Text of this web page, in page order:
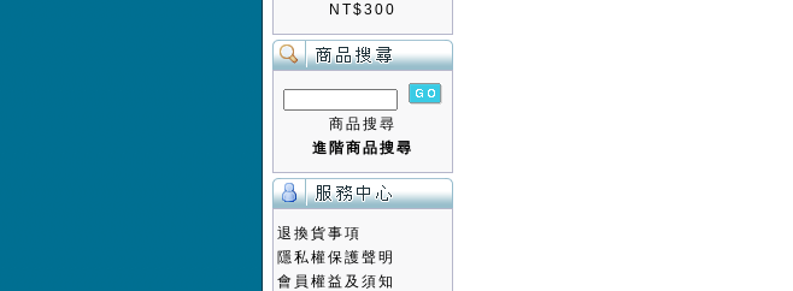
NT$300
商品搜尋
進階商品搜尋
退換貨事項
隱私權保護聲明
會員權益及須知